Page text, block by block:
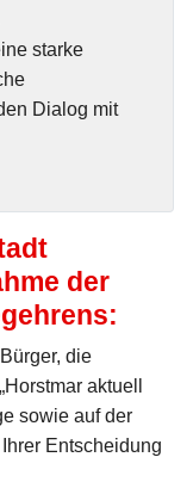
starke
Dialog mit
der
die
aktuell
sowie auf der
Entscheidung